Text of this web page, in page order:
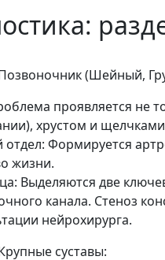
(Шейный,
проявляется не
хрустом и
отдел: Формируется
жизни.
Выделяются две
канала. Стеноз
нейрохирурга.
суставы: